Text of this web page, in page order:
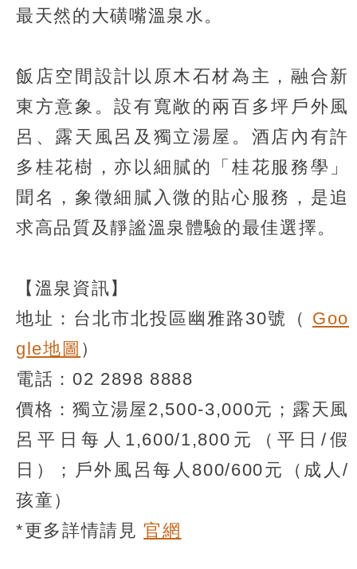
最天然的大磺嘴溫泉水。
飯店空間設計以原木石材為主，融合新
東方意象。設有寬敞的兩百多坪戶外風
呂、露天風呂及獨立湯屋。酒店內有許
多桂花樹，亦以細膩的「桂花服務學」
聞名，象徵細膩入微的貼心服務，是追
求高品質及靜謐溫泉體驗的最佳選擇。
【溫泉資訊】
地址：台北市北投區幽雅路30號（ Goo
gle地圖 ）
電話：02 2898 8888
價格：獨立湯屋2,500-3,000元；露天風
呂平日每人1,600/1,800元（平日/假
日）；戶外風呂每人800/600元（成人/
孩童）
*更多詳情請見官網